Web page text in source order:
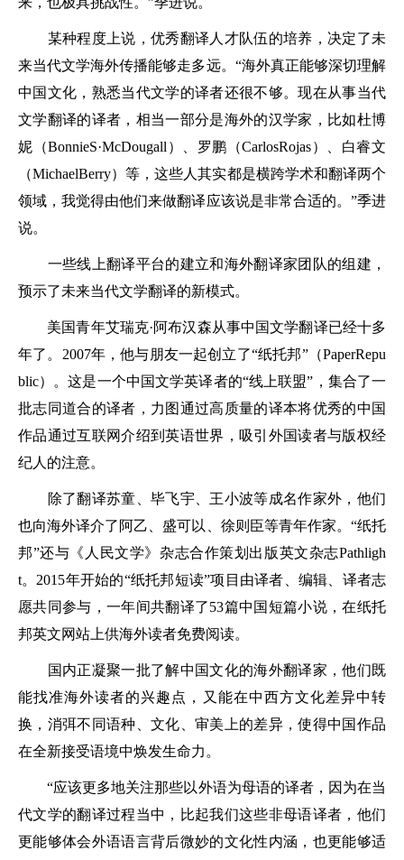
某种程度上说，优秀翻译人才队伍的培养，决定了未
来当代文学海外传播能够走多远。“海外真正能够深切理解
中国文化，熟悉当代文学的译者还很不够。现在从事当代
文学翻译的译者，相当一部分是海外的汉学家，比如杜博
妮（BonnieS·McDougall）、罗鹏（CarlosRojas）、白睿文
（MichaelBerry）等，这些人其实都是横跨学术和翻译两个
领域，我觉得由他们来做翻译应该说是非常合适的。”季进
说。
一些线上翻译平台的建立和海外翻译家团队的组建，
预示了未来当代文学翻译的新模式。
美国青年艾瑞克·阿布汉森从事中国文学翻译已经十多
年了。2007年，他与朋友一起创立了“纸托邦”（PaperRepu
blic）。这是一个中国文学英译者的“线上联盟”，集合了一
批志同道合的译者，力图通过高质量的译本将优秀的中国
作品通过互联网介绍到英语世界，吸引外国读者与版权经
纪人的注意。
除了翻译苏童、毕飞宇、王小波等成名作家外，他们
也向海外译介了阿乙、盛可以、徐则臣等青年作家。“纸托
邦”还与《人民文学》杂志合作策划出版英文杂志Pathligh
t。2015年开始的“纸托邦短读”项目由译者、编辑、译者志
愿共同参与，一年间共翻译了53篇中国短篇小说，在纸托
邦英文网站上供海外读者免费阅读。
国内正凝聚一批了解中国文化的海外翻译家，他们既
能找准海外读者的兴趣点，又能在中西方文化差异中转
换，消弭不同语种、文化、审美上的差异，使得中国作品
在全新接受语境中焕发生命力。
“应该更多地关注那些以外语为母语的译者，因为在当
代文学的翻译过程当中，比起我们这些非母语译者，他们
更能够体会外语语言背后微妙的文化性内涵，也更能够适